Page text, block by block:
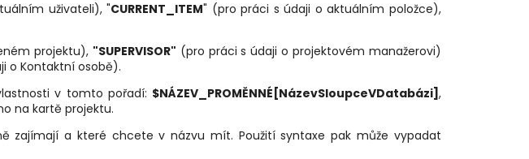
uživateli), "CURRENT_ITEM" (pro práci s údaji o aktuálním položce),
projektu), "SUPERVISOR" (pro práci s údaji o projektovém manažerovi)
o Kontaktní osobě).
v tomto pořadí: $NÁZEV_PROMĚNNÉ[NázevSloupceVDatabázi] ,
na kartě projektu.
zajímají a které chcete v názvu mít. Použití syntaxe pak může vypadat